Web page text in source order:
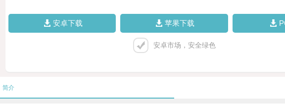
安卓下载 苹果下载
安卓市场，安全绿色
简介